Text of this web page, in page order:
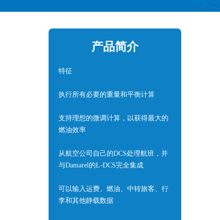
特征
执行所有必要的重量和平衡计算
支持理想的微调计算，以获得最大的
燃油效率
从航空公司自己的DCS处理航班，并
与Damarel的L-DCS完全集成
可以输入运费、燃油、中转旅客、行
李和其他静载数据
产品简介